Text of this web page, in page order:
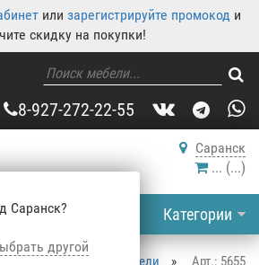
или зарегистрируйте промокод и
скидку на покупки!
8-927-272-22-55
Саранск
Саранск?
другой
... (...)
Категории
Арт.: 5655
Каталог корпусной мебели
»